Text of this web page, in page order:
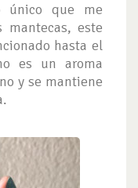
que me
este
hasta el
es un aroma
y se mantiene